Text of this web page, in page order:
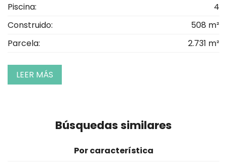
Piscina:
4
Construido:
508 m²
Parcela:
2.731 m²
LEER MÁS
Búsquedas similares
Por característica